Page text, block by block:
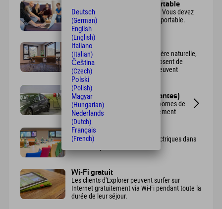
Projecteur et ordinateur portable
Un projecteur est bien sûr fourni. Vous devez
apporter votre propre ordinateur portable.
luminosité
Lumineuses et baignées de lumière naturelle,
toutes les salles de réunion disposent de
plusieurs grandes fenêtres qui peuvent
également être occultées.
Bornes de recharge pour
véhicules électriques (payantes)
Le parking souterrain compte 4 bornes de
recharge publiques. Le stationnement
coûte 8,80 €.
prises électriques
Il y a suffisamment de prises électriques dans
Wi-Fi gratuit
Les clients d'Explorer peuvent surfer sur
Internet gratuitement via Wi-Fi pendant toute la
durée de leur séjour.
Deutsch
(German)
English
(English)
Italiano
(Italian)
Čeština
(Czech)
Polski
(Polish)
Magyar
(Hungarian)
Nederlands
(Dutch)
Français
(French)